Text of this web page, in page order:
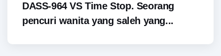
DASS-964 VS Time Stop. Seorang
pencuri wanita yang saleh yang...